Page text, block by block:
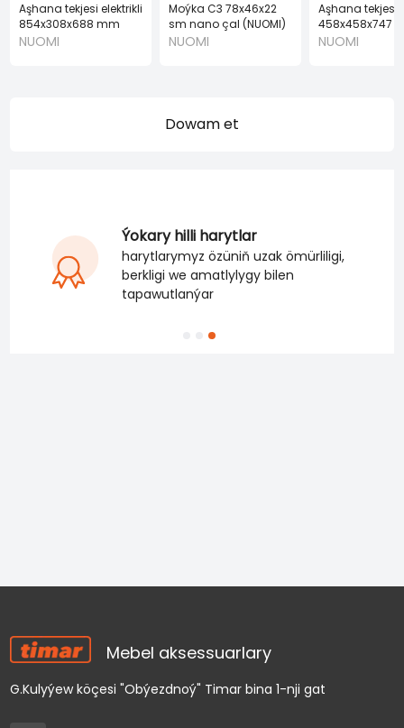
Aşhana tekjesi elektrikli
854x308x688 mm
(NUOMI)
NUOMI
Moýka C3 78x46x22
sm nano çal (NUOMI)
NUOMI
Aşhana tekjesi
458x458x747
(NUOMI)
NUOMI
Dowam et
Ýokary hilli harytlar
harytlarymyz özüniň uzak ömürliligi,
berkligi we amatlylygy bilen
tapawutlanýar
Mebel aksessuarlary
G.Kulyýew köçesi "Obýezdnoý" Timar bina 1-nji gat